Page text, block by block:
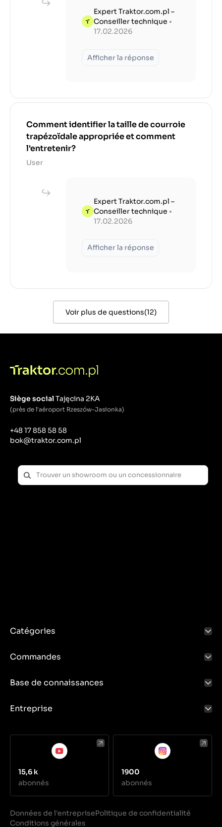
Expert Traktor.com.pl –
Conseiller technique •
17.02.2026
Afficher la réponse
Comment identifier la taille de courroie
trapézoïdale appropriée et comment
l'entretenir?
User
Expert Traktor.com.pl –
Conseiller technique •
17.02.2026
Afficher la réponse
Voir plus de questions(12)
Siège socialTajęcina 2KA
(près de l'aéroport Rzeszów-Jasionka)
+48 17 858 58 58
bok@traktor.com.pl
Catégories
Commandes
Base de connaissances
Entreprise
15,6 k
abonnés
1900
abonnés
Données de l'entreprisePolitique de confidentialité
Conditions générales